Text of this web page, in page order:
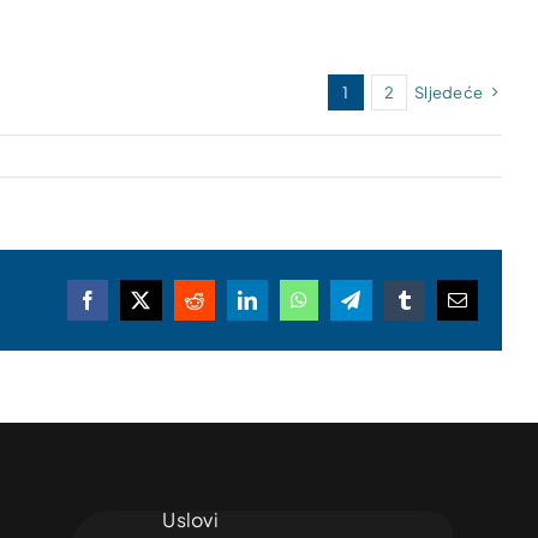
1 2 Sljedeće
Facebook
X RedditLinkedInWhatsAppTelegramTumblrEmail
Uslovi